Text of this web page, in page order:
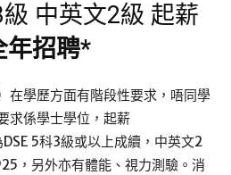
中英文2級 起薪
年招聘*
在學歷方面有階段性要求，唔同學
求係學士學位，起薪
5科3級或以上成續，中英文2
，另外亦有體能、視力測驗。消